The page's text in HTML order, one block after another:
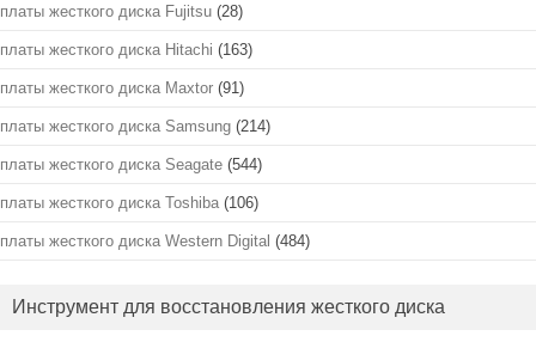
платы жесткого диска Fujitsu (28)
платы жесткого диска Hitachi (163)
платы жесткого диска Maxtor (91)
платы жесткого диска Samsung (214)
платы жесткого диска Seagate (544)
платы жесткого диска Toshiba (106)
платы жесткого диска Western Digital (484)
Инструмент для восстановления жесткого диска